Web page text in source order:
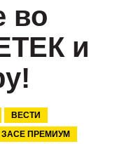
во
и
ВЕСТИ
ЗАСЕ ПРЕМИУМ